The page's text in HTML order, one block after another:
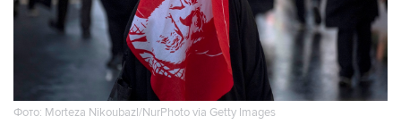
Фото: Morteza Nikoubazl/NurPhoto via Getty Images